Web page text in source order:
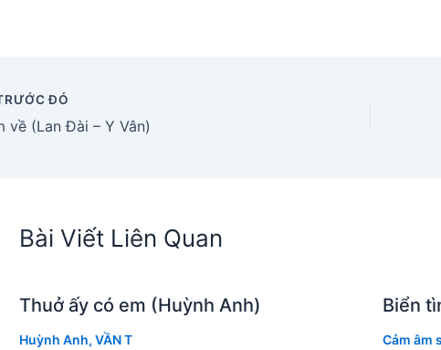
ĐÓ
về (Lan Đài – Y Vân)
Bài Viết Liên Quan
Thuở ấy có em (Huỳnh Anh)
Huỳnh Anh, VẦN T
Biển
Cảm âm